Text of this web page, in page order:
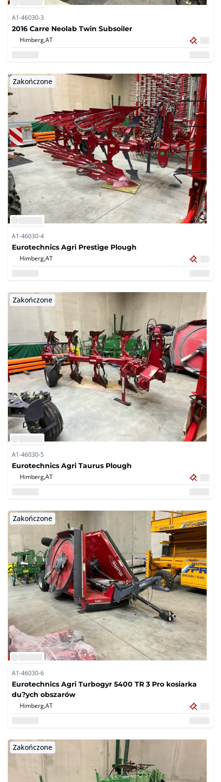
A1-46030-3
2016 Carre Neolab Twin Subsoiler
Himberg,AT
Zakończone
A1-46030-4
Eurotechnics Agri Prestige Plough
Himberg,AT
Zakończone
A1-46030-5
Eurotechnics Agri Taurus Plough
Himberg,AT
Zakończone
A1-46030-6
Eurotechnics Agri Turbogyr 5400 TR 3 Pro kosiarka
du?ych obszarów
Himberg,AT
Zakończone